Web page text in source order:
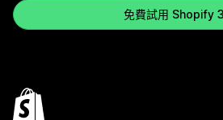
免費試用 Shopify